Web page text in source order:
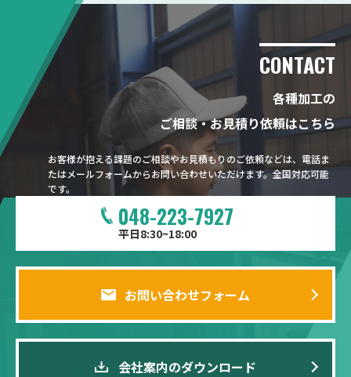
CONTACT
各種加工の
ご相談・お見積り依頼はこちら
お客様が抱える課題のご相談やお見積もりのご依頼などは、電話ま
たはメールフォームからお問い合わせいただけます。全国対応可能
です。
048-223-7927
平日8:30~18:00
お問い合わせフォーム
会社案内のダウンロード